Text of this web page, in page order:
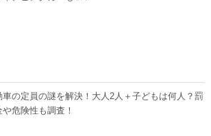
車の定員の謎を解決！大人2人＋子どもは何人？罰
や危険性も調査！